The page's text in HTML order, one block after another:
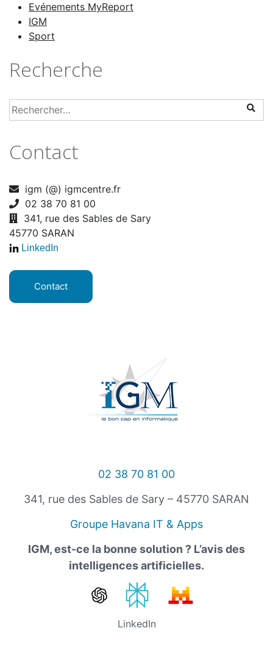
Evénements MyReport
IGM
Sport
Recherche
Contact
igm (@) igmcentre.fr
02 38 70 81 00
341, rue des Sables de Sary
45770 SARAN
LinkedIn
Contact
02 38 70 81 00
341, rue des Sables de Sary – 45770 SARAN
Groupe Havana IT & Apps
IGM, est-ce la bonne solution ? L’avis des
intelligences artificielles.
LinkedIn